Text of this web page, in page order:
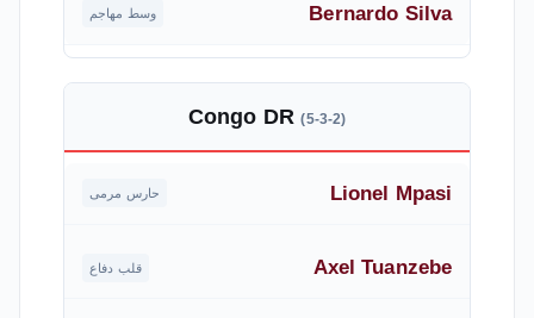
Bernardo Silva وسط مهاجم
Congo DR(5-3-2)
Lionel Mpasi حارس مرمى
Axel Tuanzebe قلب دفاع